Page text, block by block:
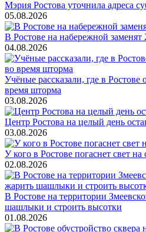
Мэрия Ростова уточнила адреса
05.08.2026
В Ростове на набережной
04.08.2026
Учёные рассказали, где в Ростове
время шторма
03.08.2026
Центр Ростова на целый день
03.08.2026
У кого в Ростове погаснет свет
02.08.2026
В Ростове на территории
шашлыки и строить высотки
01.08.2026